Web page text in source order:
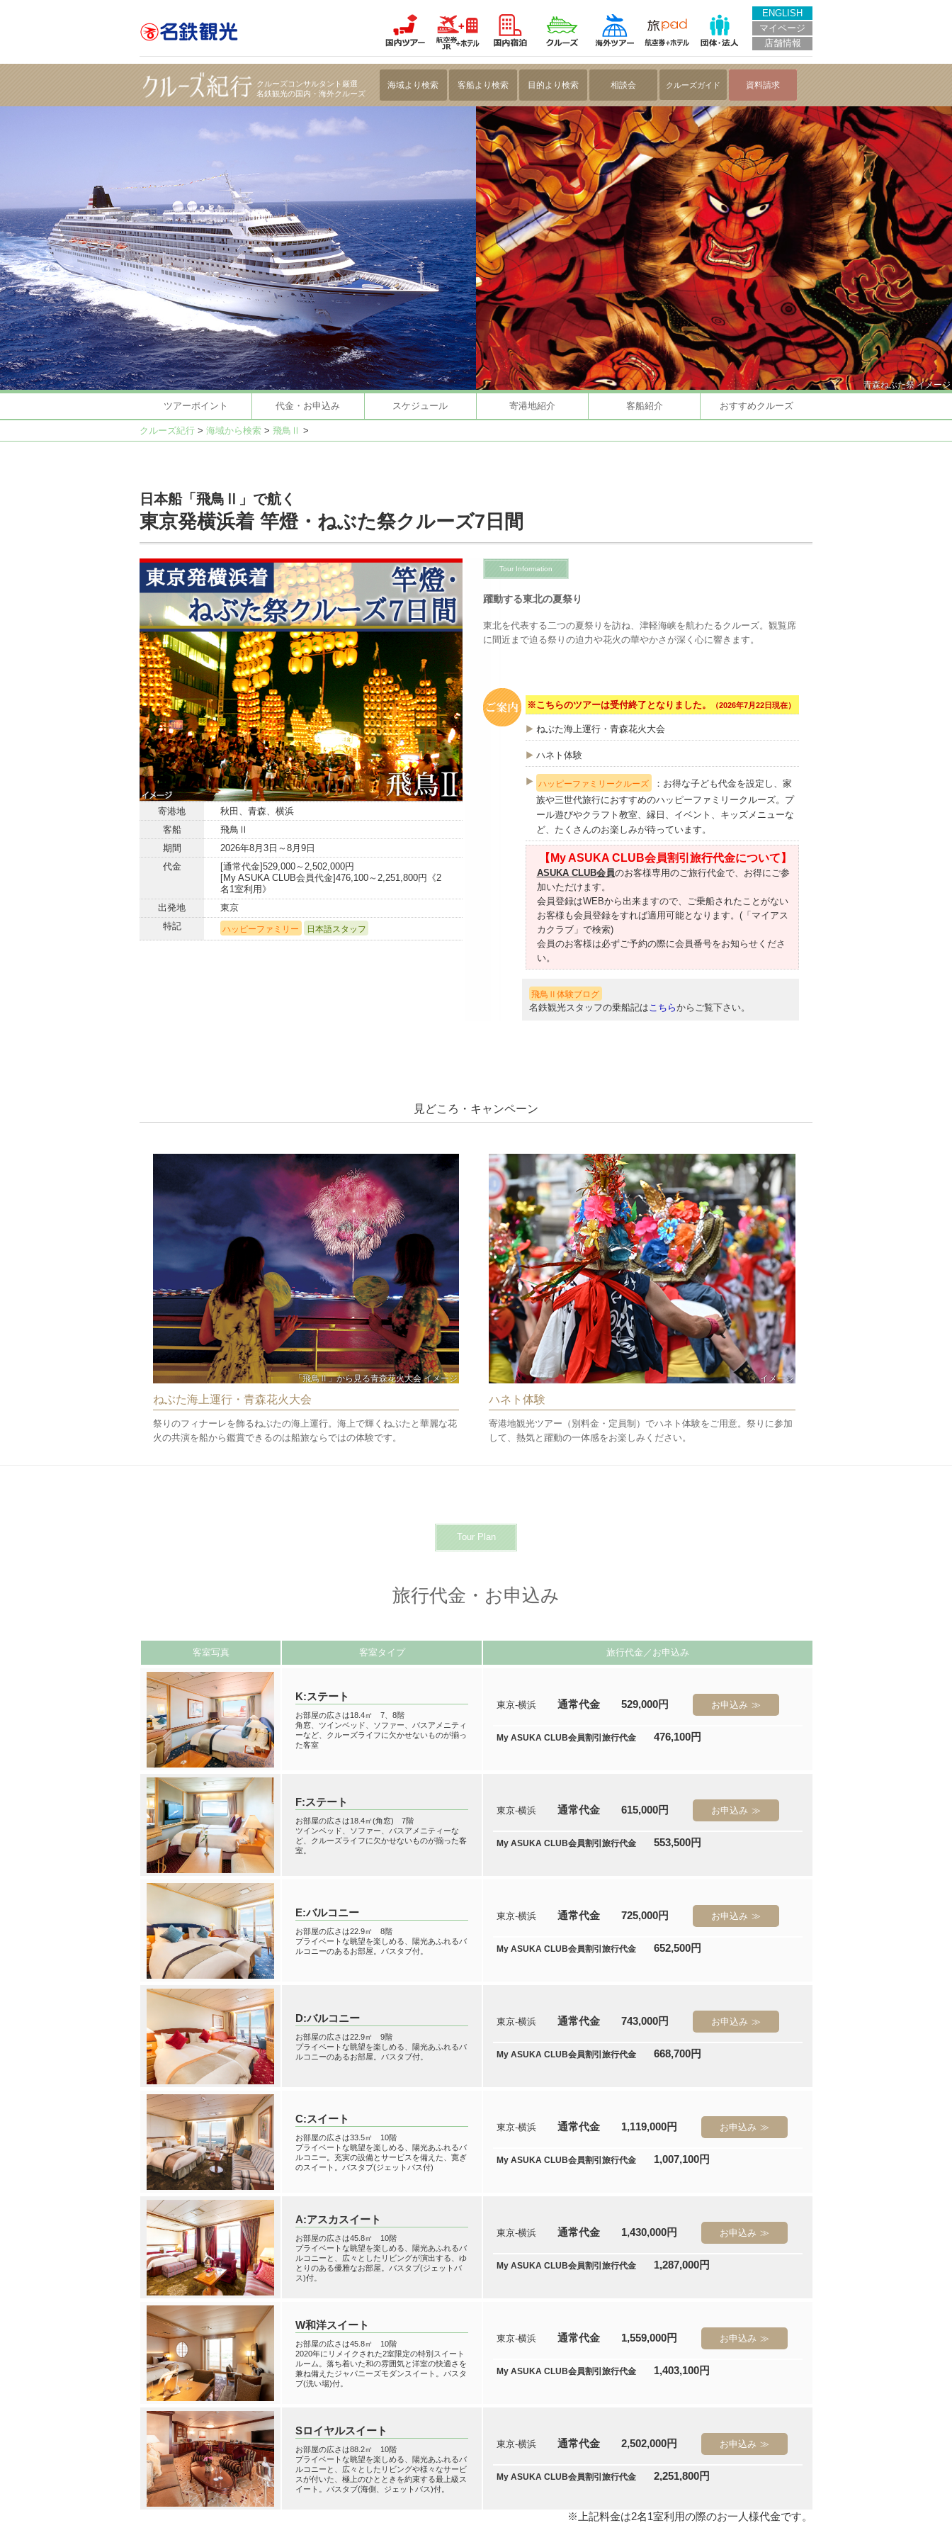
ENGLISH
マイページ
店舗情報
クルーズコンサルタント厳選
名鉄観光の国内・海外クルーズ
海域より検索 客船より検索 目的より検索 相談会 クルーズガイド 資料請求
青森ねぶた祭 イメージ
ツアーポイント 代金・お申込み スケジュール 寄港地紹介 客船紹介 おすすめクルーズ
クルーズ紀行 > 海域から検索 > 飛鳥Ⅱ >
日本船「飛鳥Ⅱ」で航く
東京発横浜着 竿燈・ねぶた祭クルーズ7日間
寄港地
秋田、青森、横浜
客船
飛鳥Ⅱ
期間
2026年8月3日～8月9日
代金
[通常代金]529,000～2,502,000円
[My ASUKA CLUB会員代金]476,100～2,251,800円《2
名1室利用》
出発地
東京
特記
ハッピーファミリー 日本語スタッフ
Tour Information
躍動する東北の夏祭り
東北を代表する二つの夏祭りを訪ね、津軽海峡を航わたるクルーズ。観覧席
に間近まで迫る祭りの迫力や花火の華やかさが深く心に響きます。
※こちらのツアーは受付終了となりました。 （2026年7月22日現在）
ねぶた海上運行・青森花火大会
ハネト体験
ハッピーファミリークルーズ
：お得な子ども代金を設定し、家
族や三世代旅行におすすめのハッピーファミリークルーズ。プ
ール遊びやクラフト教室、縁日、イベント、キッズメニューな
ど、たくさんのお楽しみが待っています。
【My ASUKA CLUB会員割引旅行代金について】
ASUKA CLUB会員のお客様専用のご旅行代金で、お得にご参
加いただけます。
会員登録はWEBから出来ますので、ご乗船されたことがない
お客様も会員登録をすれば適用可能となります。(「マイアス
カクラブ」で検索)
会員のお客様は必ずご予約の際に会員番号をお知らせくださ
い。
飛鳥Ⅱ体験ブログ
名鉄観光スタッフの乗船記は こちらからご覧下さい。
見どころ・キャンペーン
「飛鳥Ⅱ」から見る青森花火大会 イメージ
ねぶた海上運行・青森花火大会
祭りのフィナーレを飾るねぶたの海上運行。海上で輝くねぶたと華麗な花
火の共演を船から鑑賞できるのは船旅ならではの体験です。
イメージ
ハネト体験
寄港地観光ツアー（別料金・定員制）でハネト体験をご用意。祭りに参加
して、熱気と躍動の一体感をお楽しみください。
Tour Plan
旅行代金・お申込み
客室写真 客室タイプ 旅行代金／お申込み
K:ステート
お部屋の広さは18.4㎡ 7、8階
角窓、ツインベッド、ソファー、バスアメニティ
ーなど、クルーズライフに欠かせないものが揃っ
た客室
東京-横浜 通常代金 529,000円 お申込み
My ASUKA CLUB会員割引旅行代金 476,100円
F:ステート
お部屋の広さは18.4㎡(角窓) 7階
ツインベッド、ソファー、バスアメニティーな
ど、クルーズライフに欠かせないものが揃った客
室。
東京-横浜 通常代金 615,000円 お申込み
My ASUKA CLUB会員割引旅行代金 553,500円
E:バルコニー
お部屋の広さは22.9㎡ 8階
プライベートな眺望を楽しめる、陽光あふれるバ
ルコニーのあるお部屋。バスタブ付。
東京-横浜 通常代金 725,000円 お申込み
My ASUKA CLUB会員割引旅行代金 652,500円
D:バルコニー
お部屋の広さは22.9㎡ 9階
プライベートな眺望を楽しめる、陽光あふれるバ
ルコニーのあるお部屋。バスタブ付。
東京-横浜 通常代金 743,000円 お申込み
My ASUKA CLUB会員割引旅行代金 668,700円
C:スイート
お部屋の広さは33.5㎡ 10階
プライベートな眺望を楽しめる、陽光あふれるバ
ルコニー。充実の設備とサービスを備えた、寛ぎ
のスイート。バスタブ(ジェットバス付)
東京-横浜 通常代金 1,119,000円 お申込み
My ASUKA CLUB会員割引旅行代金 1,007,100円
A:アスカスイート
お部屋の広さは45.8㎡ 10階
プライベートな眺望を楽しめる、陽光あふれるバ
ルコニーと、広々としたリビングが演出する、ゆ
とりのある優雅なお部屋。バスタブ(ジェットバ
ス)付。
東京-横浜 通常代金 1,430,000円 お申込み
My ASUKA CLUB会員割引旅行代金 1,287,000円
W和洋スイート
お部屋の広さは45.8㎡ 10階
2020年にリメイクされた2室限定の特別スイート
ルーム。落ち着いた和の雰囲気と洋室の快適さを
兼ね備えたジャパニーズモダンスイート。バスタ
ブ(洗い場)付。
東京-横浜 通常代金 1,559,000円 お申込み
My ASUKA CLUB会員割引旅行代金 1,403,100円
Sロイヤルスイート
お部屋の広さは88.2㎡ 10階
プライベートな眺望を楽しめる、陽光あふれるバ
ルコニーと、広々としたリビングや様々なサービ
スが付いた、極上のひとときを約束する最上級ス
イート。バスタブ(海側、ジェットバス)付。
東京-横浜 通常代金 2,502,000円 お申込み
My ASUKA CLUB会員割引旅行代金 2,251,800円